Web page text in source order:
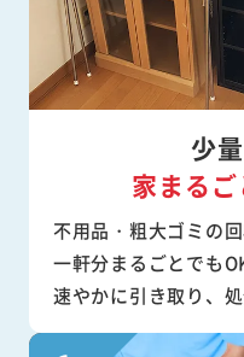
少
家まる
不用品・粗大ゴミの
一軒分まるごとでも
速やかに引き取り、処